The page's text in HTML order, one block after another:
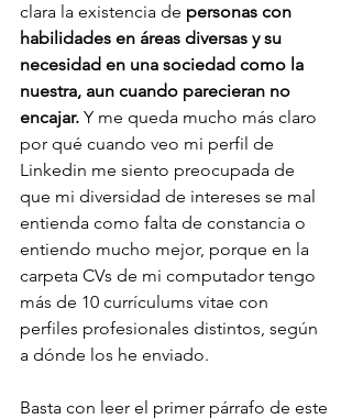
clara la existencia de personas con
habilidades en áreas diversas y su
necesidad en una sociedad como la
nuestra, aun cuando parecieran no
encajar. Y me queda mucho más claro
por qué cuando veo mi perfil de
Linkedin me siento preocupada de
que mi diversidad de intereses se mal
entienda como falta de constancia o
entiendo mucho mejor, porque en la
carpeta CVs de mi computador tengo
más de 10 currículums vitae con
perfiles profesionales distintos, según
a dónde los he enviado.
Basta con leer el primer párrafo de este